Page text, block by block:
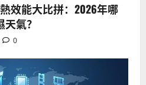
熱效能大比拼：2026年哪
氣？
0